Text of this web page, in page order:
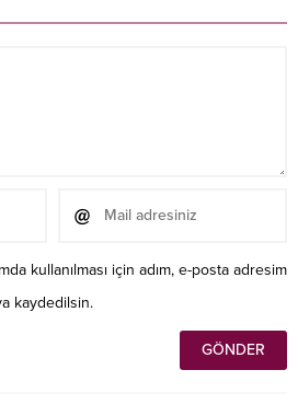
kullanılması için adım, e-posta adresim
kaydedilsin.